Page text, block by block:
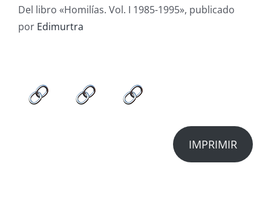
Del libro «Homilías. Vol. I 1985-1995», publicado
por Edimurtra
IMPRIMIR